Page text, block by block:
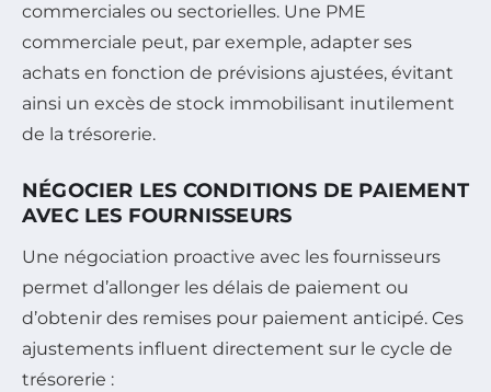
commerciales ou sectorielles. Une PME
commerciale peut, par exemple, adapter ses
achats en fonction de prévisions ajustées, évitant
ainsi un excès de stock immobilisant inutilement
de la trésorerie.
NÉGOCIER LES CONDITIONS DE PAIEMENT
AVEC LES FOURNISSEURS
Une négociation proactive avec les fournisseurs
permet d’allonger les délais de paiement ou
d’obtenir des remises pour paiement anticipé. Ces
ajustements influent directement sur le cycle de
trésorerie :